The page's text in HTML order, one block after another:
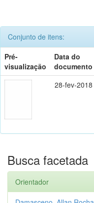
Conjunto de itens:
Pré-
visualização
Data do
documento
28-fev-2018
Busca facetada
Orientador